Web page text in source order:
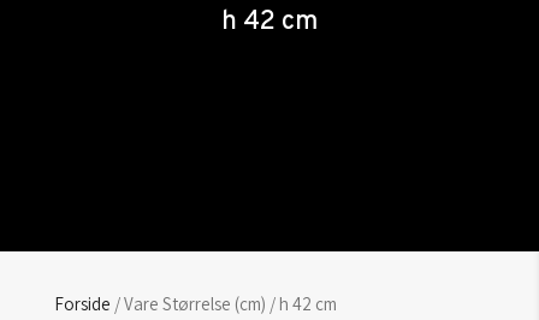
h 42 cm
Forside / Vare Størrelse (cm) / h 42 cm